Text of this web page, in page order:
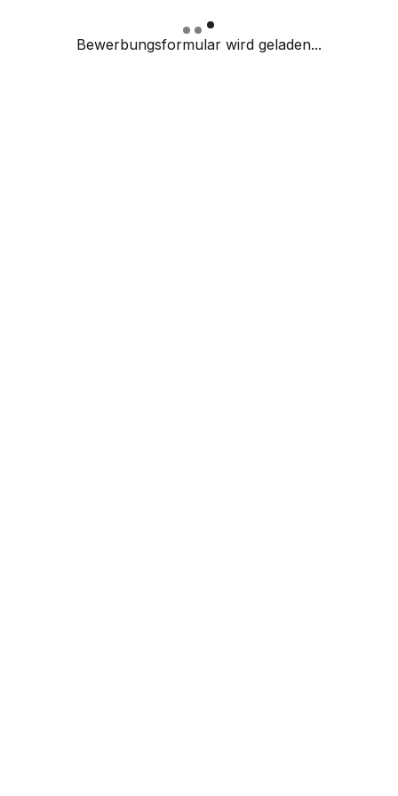
Bewerbungsformular wird geladen...